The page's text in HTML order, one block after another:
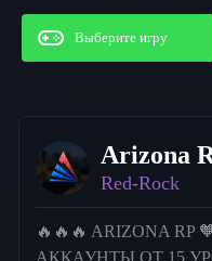
Выберите игру
Arizona
Red-Rock
🔥🔥🔥 ARIZONA
АККАУНТЫ ОТ 15